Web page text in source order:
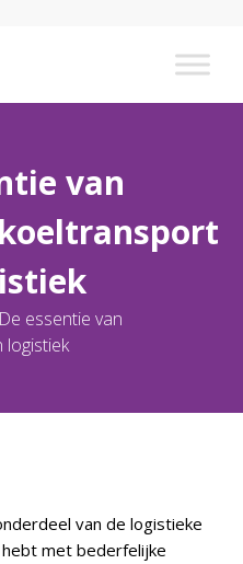
van
De essentie van
van de logistieke
met bederfelijke